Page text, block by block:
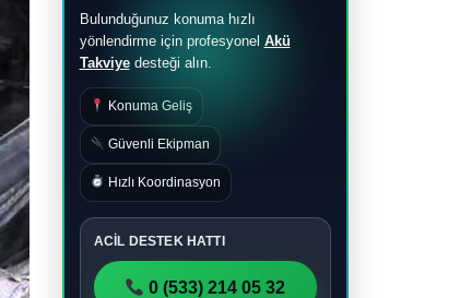
Bulunduğunuz konuma hızlı
yönlendirme için profesyonel Akü
Takviyedesteği alın.
Konuma Geliş
Güvenli Ekipman
Hızlı Koordinasyon
ACİL DESTEK HATTI
0 (533) 214 05 32